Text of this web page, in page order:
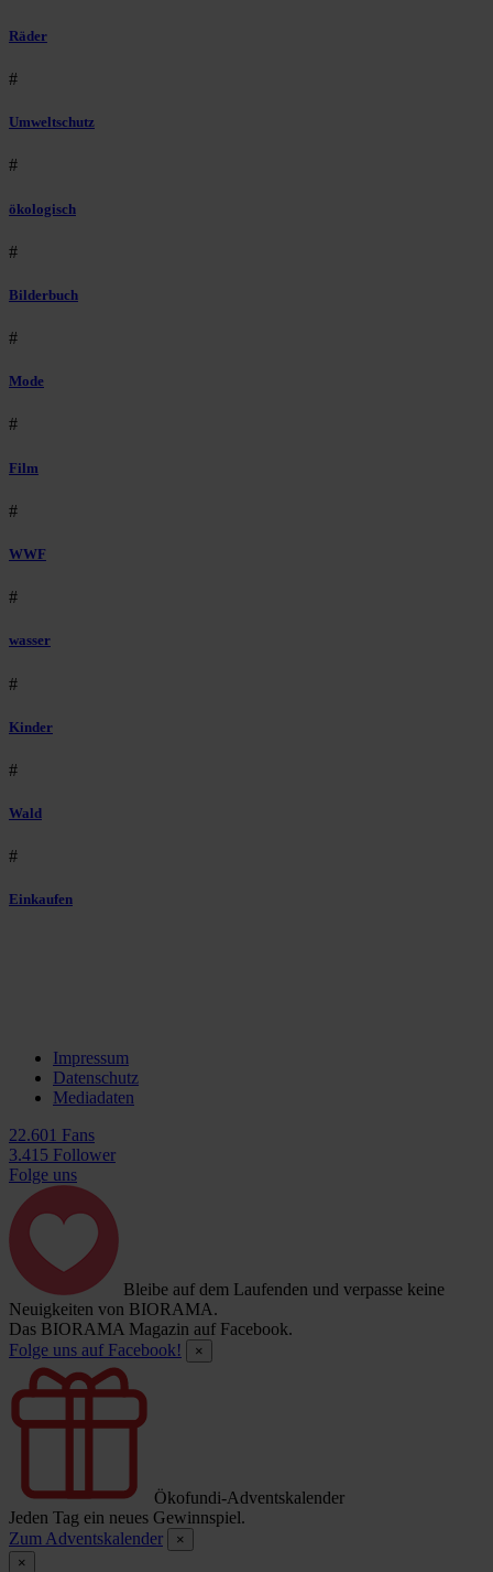
Räder
#
Umweltschutz
#
ökologisch
#
Bilderbuch
#
Mode
#
Film
#
WWF
#
wasser
#
Kinder
#
Wald
#
Einkaufen
Impressum
Datenschutz
Mediadaten
22.601 Fans
3.415 Follower
Folge uns
Bleibe auf dem Laufenden und verpasse keine
Neuigkeiten von BIORAMA.
Das BIORAMA Magazin auf Facebook.
Folge uns auf Facebook!
×
Ökofundi-Adventskalender
Jeden Tag ein neues Gewinnspiel.
Zum Adventskalender
×
×